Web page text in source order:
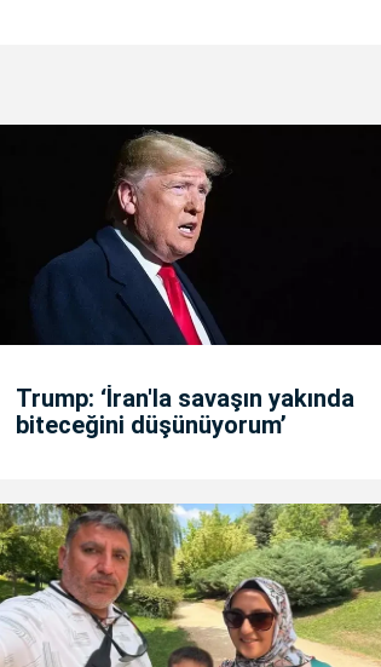
Trump: ‘İran'la savaşın yakında
biteceğini düşünüyorum’